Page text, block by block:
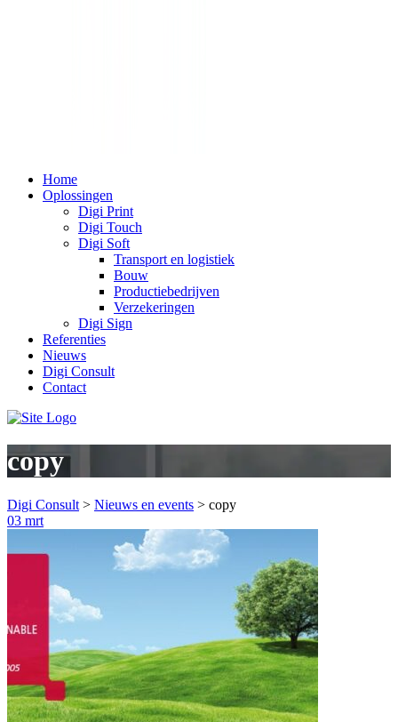
Home
Oplossingen
Digi Print
Digi Touch
Digi Soft
Transport en logistiek
Bouw
Productiebedrijven
Verzekeringen
Digi Sign
Referenties
Nieuws
Digi Consult
Contact
copy
Digi Consult > Nieuws en events > copy
03 mrt